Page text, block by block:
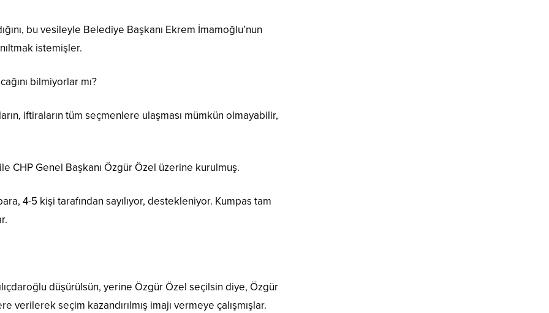
bu vesileyle Belediye Başkanı Ekrem İmamoğlu’nun
istemişler.
bilmiyorlar mı?
iftiraların tüm seçmenlere ulaşması mümkün olmayabilir,
CHP Genel Başkanı Özgür Özel üzerine kurulmuş.
4-5 kişi tarafından sayılıyor, destekleniyor. Kumpas tam
düşürülsün, yerine Özgür Özel seçilsin diye, Özgür
verilerek seçim kazandırılmış imajı vermeye çalışmışlar.